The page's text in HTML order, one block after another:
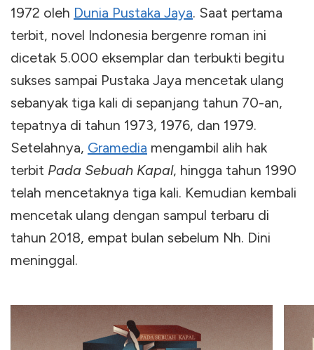
1972 oleh Dunia Pustaka Jaya. Saat pertama
terbit, novel Indonesia bergenre roman ini
dicetak 5.000 eksemplar dan terbukti begitu
sukses sampai Pustaka Jaya mencetak ulang
sebanyak tiga kali di sepanjang tahun 70-an,
tepatnya di tahun 1973, 1976, dan 1979.
Setelahnya, Gramedia mengambil alih hak
terbit Pada Sebuah Kapal, hingga tahun 1990
telah mencetaknya tiga kali. Kemudian kembali
mencetak ulang dengan sampul terbaru di
tahun 2018, empat bulan sebelum Nh. Dini
meninggal.